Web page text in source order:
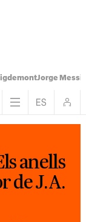
Jorge Messi
anells
de J.A.